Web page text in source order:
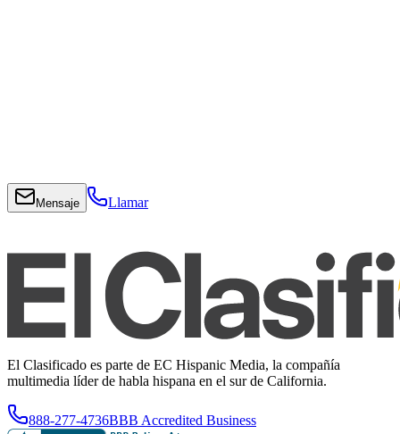
Mensaje Llamar
El Clasificado es parte de EC Hispanic Media, la compañía
multimedia líder de habla hispana en el sur de California.
888-277-4736BBB Accredited Business